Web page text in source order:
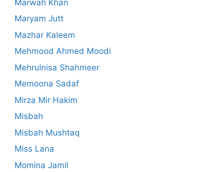
Marwah Khan
Maryam Jutt
Mazhar Kaleem
Mehmood Ahmed Moodi
Mehrulnisa Shahmeer
Memoona Sadaf
Mirza Mir Hakim
Misbah
Misbah Mushtaq
Miss Lana
Momina Jamil